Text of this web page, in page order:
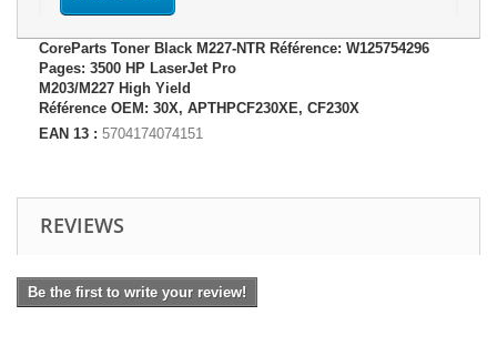
CoreParts Toner Black M227-NTR Référence: W125754296
Pages: 3500 HP LaserJet Pro
M203/M227 High Yield
Référence OEM: 30X, APTHPCF230XE, CF230X
EAN 13 : 5704174074151
REVIEWS
Be the first to write your review!